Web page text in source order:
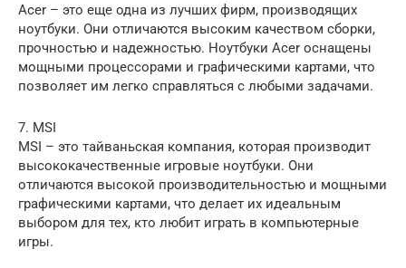
Acer – это еще одна из лучших фирм, производящих
ноутбуки. Они отличаются высоким качеством сборки,
прочностью и надежностью. Ноутбуки Acer оснащены
мощными процессорами и графическими картами, что
позволяет им легко справляться с любыми задачами.
7. MSI
MSI – это тайваньская компания, которая производит
высококачественные игровые ноутбуки. Они
отличаются высокой производительностью и мощными
графическими картами, что делает их идеальным
выбором для тех, кто любит играть в компьютерные
игры.